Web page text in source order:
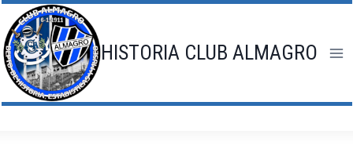
Saltar
al
contenido
HISTORIA CLUB ALMAGRO